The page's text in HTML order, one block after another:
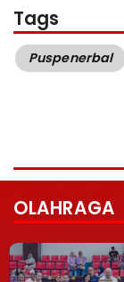
Tags
Puspenerbal
OLAHRAGA